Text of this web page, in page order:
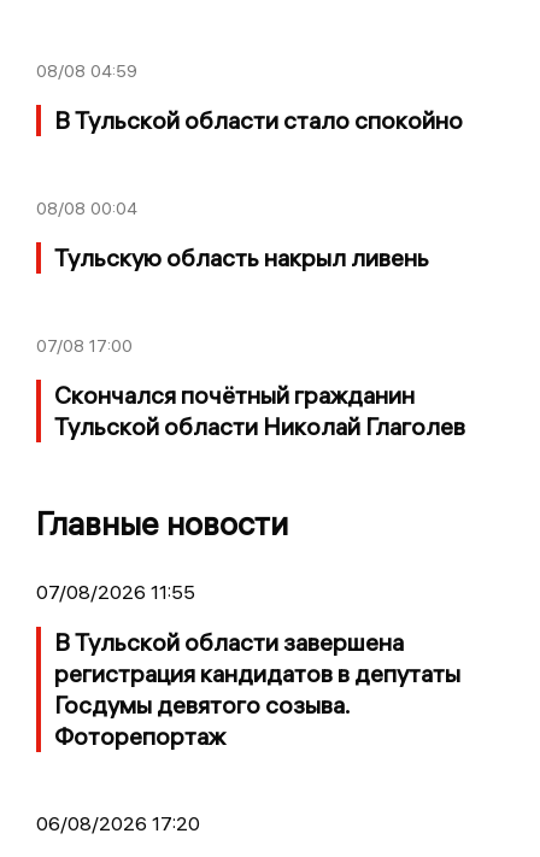
08/08 04:59
В Тульской области стало спокойно
08/08 00:04
Тульскую область накрыл ливень
07/08 17:00
Скончался почётный гражданин
Тульской области Николай Глаголев
Главные новости
07/08/2026 11:55
В Тульской области завершена
регистрация кандидатов в депутаты
Госдумы девятого созыва.
Фоторепортаж
06/08/2026 17:20